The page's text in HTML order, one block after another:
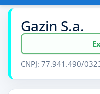
Gazin S.a.
CNPJ: 77.941.490/